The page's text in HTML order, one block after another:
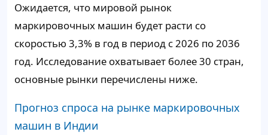
Ожидается, что мировой рынок
маркировочных машин будет расти со
скоростью 3,3% в год в период с 2026 по 2036
год. Исследование охватывает более 30 стран,
основные рынки перечислены ниже.
Прогноз спроса на рынке маркировочных
машин в Индии